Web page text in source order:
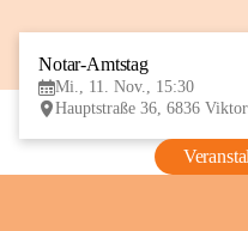
Notar-Amtstag
Mi., 11. Nov., 15:30
Hauptstraße 36, 6836